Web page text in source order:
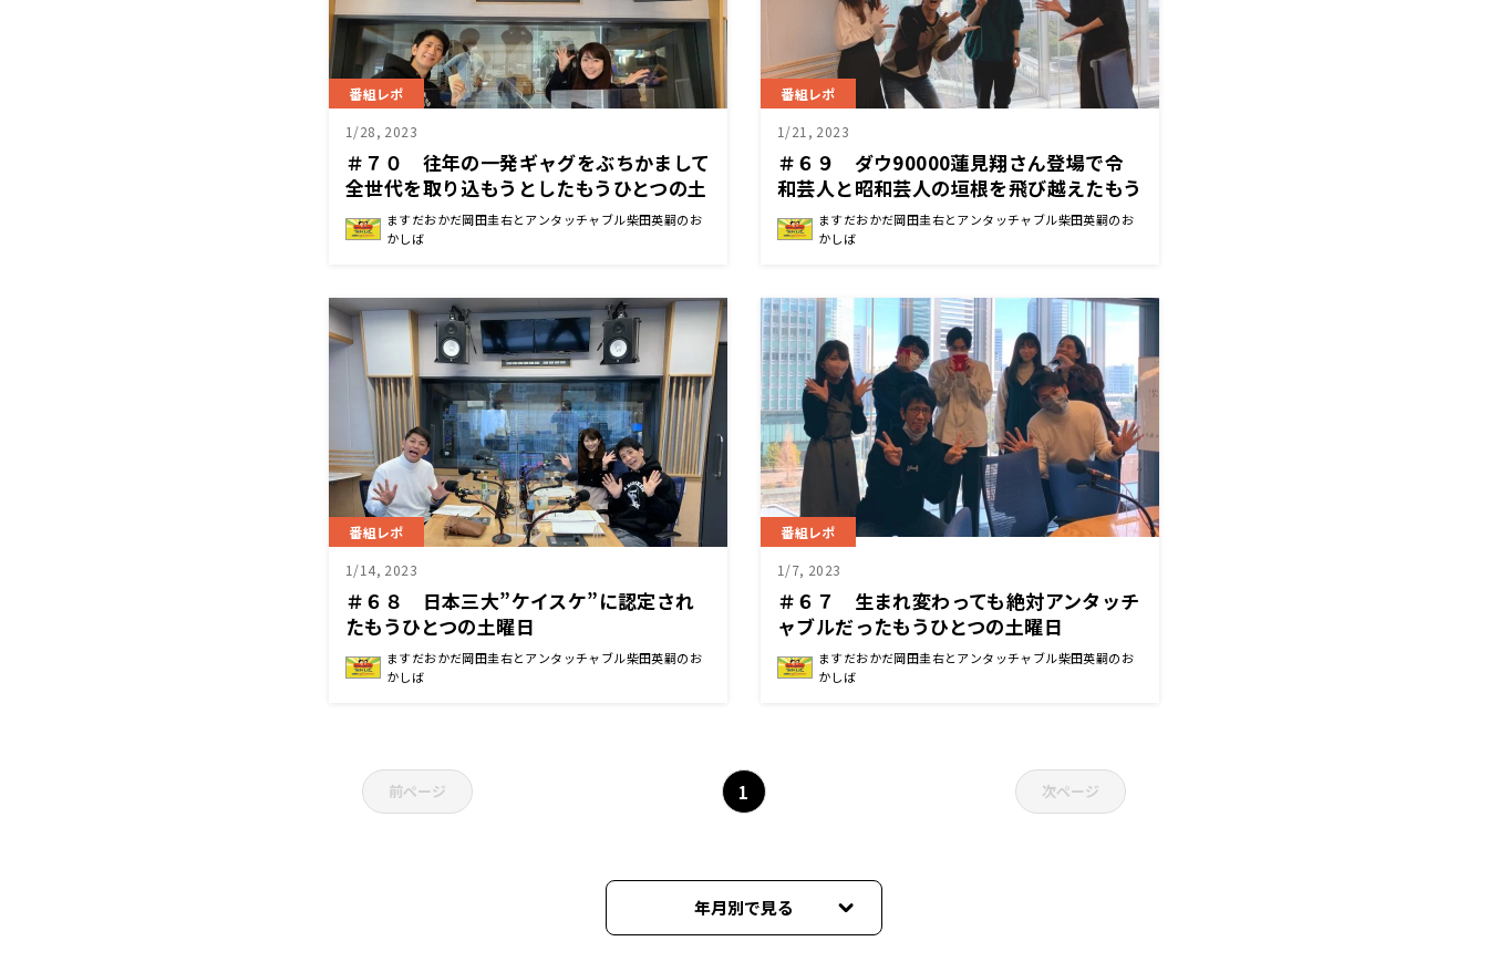
番組レポ
1/28, 2023
＃７０ 往年の一発ギャグをぶちかまして
全世代を取り込もうとしたもうひとつの土
曜日 ますだおかだ岡田圭右とアンタッチャブル柴田英嗣のお
かしば
番組レポ
1/21, 2023
＃６９ ダウ90000蓮見翔さん登場で令
和芸人と昭和芸人の垣根を飛び越えたもう
ひとつの土曜日
ますだおかだ岡田圭右とアンタッチャブル柴田英嗣のお
かしば
番組レポ
1/14, 2023
＃６８ 日本三大”ケイスケ”に認定され
たもうひとつの土曜日
ますだおかだ岡田圭右とアンタッチャブル柴田英嗣のお
かしば
番組レポ
1/7, 2023
＃６７ 生まれ変わっても絶対アンタッチ
ャブルだったもうひとつの土曜日
ますだおかだ岡田圭右とアンタッチャブル柴田英嗣のお
かしば
前ページ 1 次ページ
年月別で見る